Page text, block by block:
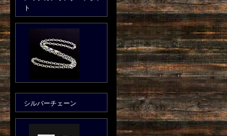
ト
シルバーチェーン